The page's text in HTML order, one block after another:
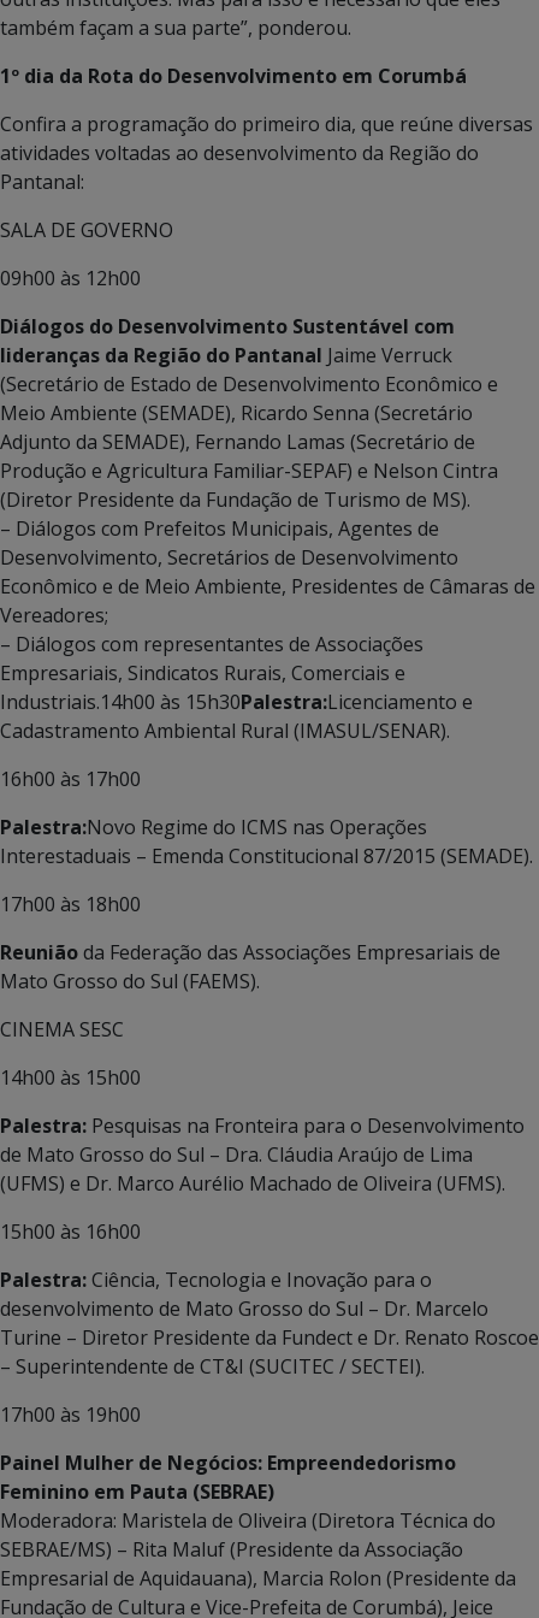
também façam a sua parte”, ponderou.
1º dia da Rota do Desenvolvimento em Corumbá
Confira a programação do primeiro dia, que reúne diversas
atividades voltadas ao desenvolvimento da Região do
Pantanal:
SALA DE GOVERNO
09h00 às 12h00
Diálogos do Desenvolvimento Sustentável com
lideranças da Região do Pantanal Jaime Verruck
(Secretário de Estado de Desenvolvimento Econômico e
Meio Ambiente (SEMADE), Ricardo Senna (Secretário
Adjunto da SEMADE), Fernando Lamas (Secretário de
Produção e Agricultura Familiar-SEPAF) e Nelson Cintra
(Diretor Presidente da Fundação de Turismo de MS).
– Diálogos com Prefeitos Municipais, Agentes de
Desenvolvimento, Secretários de Desenvolvimento
Econômico e de Meio Ambiente, Presidentes de Câmaras de
Vereadores;
– Diálogos com representantes de Associações
Empresariais, Sindicatos Rurais, Comerciais e
Industriais.14h00 às 15h30Palestra:Licenciamento e
Cadastramento Ambiental Rural (IMASUL/SENAR).
16h00 às 17h00
Palestra:Novo Regime do ICMS nas Operações
Interestaduais – Emenda Constitucional 87/2015 (SEMADE).
17h00 às 18h00
Reuniãoda Federação das Associações Empresariais de
Mato Grosso do Sul (FAEMS).
CINEMA SESC
14h00 às 15h00
Palestra: Pesquisas na Fronteira para o Desenvolvimento
de Mato Grosso do Sul – Dra. Cláudia Araújo de Lima
(UFMS) e Dr. Marco Aurélio Machado de Oliveira (UFMS).
15h00 às 16h00
Palestra:Ciência, Tecnologia e Inovação para o
desenvolvimento de Mato Grosso do Sul – Dr. Marcelo
Turine – Diretor Presidente da Fundect e Dr. Renato Roscoe
– Superintendente de CT&I (SUCITEC / SECTEI).
17h00 às 19h00
Painel Mulher de Negócios: Empreendedorismo
Feminino em Pauta (SEBRAE)
Moderadora: Maristela de Oliveira (Diretora Técnica do
SEBRAE/MS) – Rita Maluf (Presidente da Associação
Empresarial de Aquidauana), Marcia Rolon (Presidente da
Fundação de Cultura e Vice-Prefeita de Corumbá), Jeice